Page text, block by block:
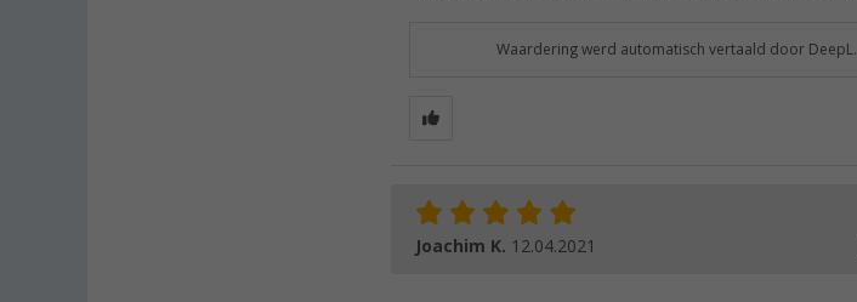
Waardering werd automatisch vertaald door DeepL.
Joachim K. 12.04.2021